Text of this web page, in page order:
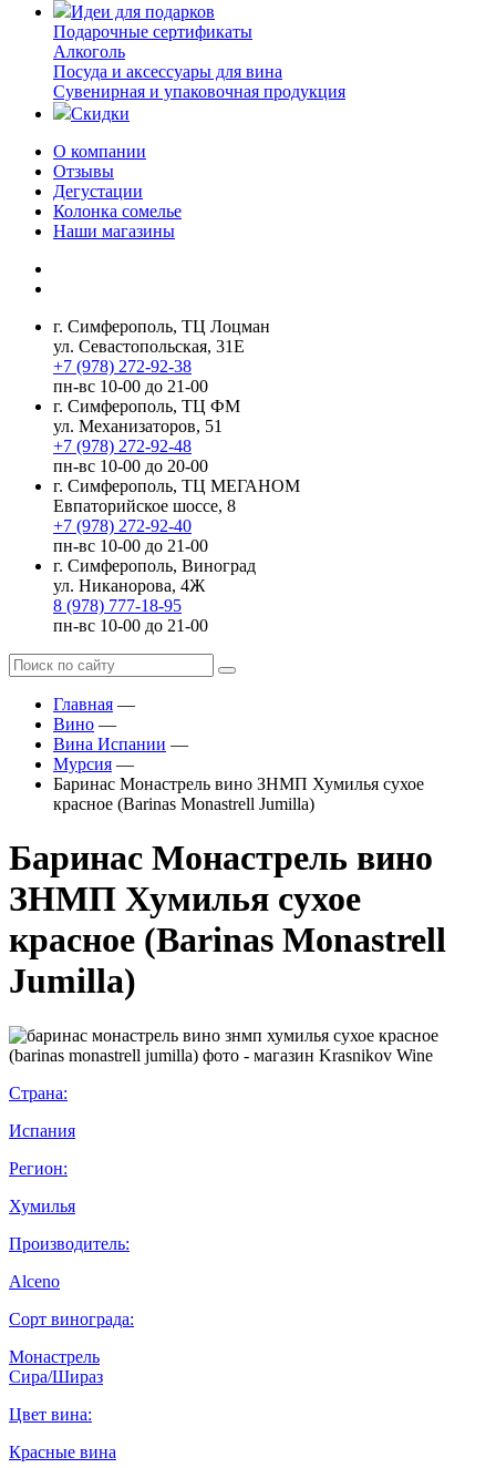
Идеи для подарков
Подарочные сертификаты
Алкоголь
Посуда и аксессуары для вина
Сувенирная и упаковочная продукция
Скидки
О компании
Отзывы
Дегустации
Колонка сомелье
Наши магазины
г. Симферополь, ТЦ Лоцман
ул. Севастопольская, 31Е
+7 (978) 272-92-38
пн-вс 10-00 до 21-00
г. Симферополь, ТЦ ФМ
ул. Механизаторов, 51
+7 (978) 272-92-48
пн-вс 10-00 до 20-00
г. Симферополь, ТЦ МЕГАНОМ
Евпаторийское шоссе, 8
+7 (978) 272-92-40
пн-вс 10-00 до 21-00
г. Симферополь, Виноград
ул. Никанорова, 4Ж
8 (978) 777-18-95
пн-вс 10-00 до 21-00
Главная —
Вино —
Вина Испании —
Мурсия —
Баринас Монастрель вино ЗНМП Хумилья сухое
красное (Barinas Monastrell Jumilla)
Баринас Монастрель вино
ЗНМП Хумилья сухое
красное (Barinas Monastrell
Jumilla)
Страна:
Испания
Регион:
Хумилья
Производитель:
Alceno
Сорт винограда:
Монастрель
Сира/Шираз
Цвет вина:
Красные вина